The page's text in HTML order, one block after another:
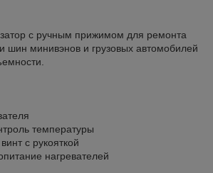
с ручным прижимом для ремонта
шин минивэнов и грузовых автомобилей
температуры
с рукояткой
нагревателей